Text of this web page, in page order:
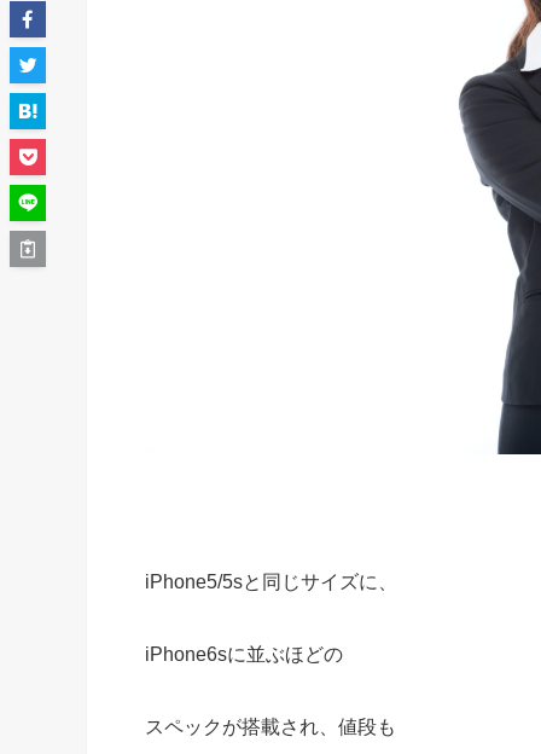
iPhone5/5sと同じサイズに、
iPhone6sに並ぶほどの
スペックが搭載され、値段も